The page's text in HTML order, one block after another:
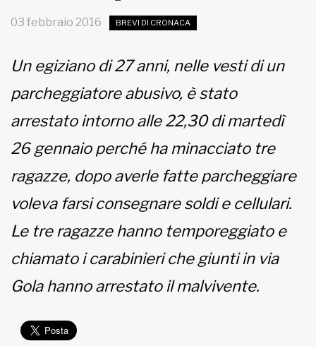
RUBRICHE
Inviateci le vostre segnalazioni
www.viveremilano.info
Bernardis
EDB edizioni - Via Brivio angolo C.
Informativa sulla privacy
03 febbraio 2016 BREVI DI CRONACA
Un egiziano di 27 anni, nelle vesti di un
parcheggiatore abusivo, è stato
arrestato intorno alle 22,30 di martedì
26 gennaio perché ha minacciato tre
ragazze, dopo averle fatte parcheggiare
voleva farsi consegnare soldi e cellulari.
Le tre ragazze hanno temporeggiato e
chiamato i carabinieri che giunti in via
Gola hanno arrestato il malvivente.